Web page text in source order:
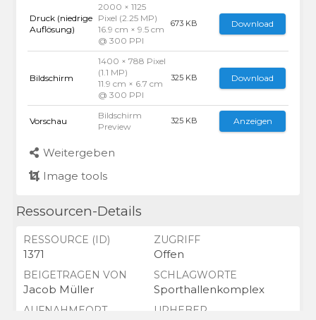
Druck (niedrige
Auflösung)
2000 × 1125
Pixel (2.25 MP)
16.9 cm × 9.5 cm
@ 300 PPI
673 KB Download
Bildschirm
1400 × 788 Pixel
(1.1 MP)
11.9 cm × 6.7 cm
@ 300 PPI
325 KB Download
Vorschau
Bildschirm
Preview
325 KB Anzeigen
Weitergeben
Image tools
Ressourcen-Details
RESSOURCE (ID)
1371
ZUGRIFF
Offen
BEIGETRAGEN VON
Jacob Müller
SCHLAGWORTE
Sporthallenkomplex
AUFNAHMEORT URHEBER